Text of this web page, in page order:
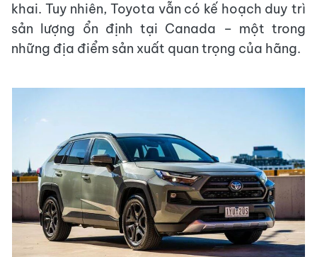
khai. Tuy nhiên, Toyota vẫn có kế hoạch duy trì
sản lượng ổn định tại Canada – một trong
những địa điểm sản xuất quan trọng của hãng.